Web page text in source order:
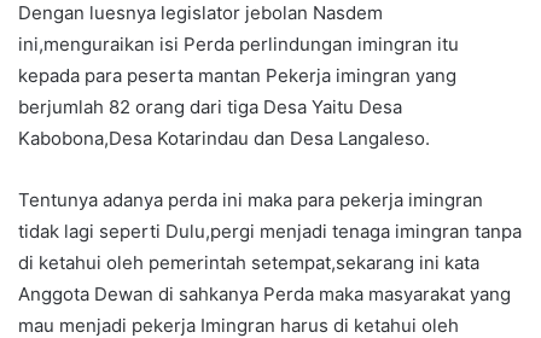
Dengan luesnya legislator jebolan Nasdem
ini,menguraikan isi Perda perlindungan imingran itu
kepada para peserta mantan Pekerja imingran yang
berjumlah 82 orang dari tiga Desa Yaitu Desa
Kabobona,Desa Kotarindau dan Desa Langaleso.
Tentunya adanya perda ini maka para pekerja imingran
tidak lagi seperti Dulu,pergi menjadi tenaga imingran tanpa
di ketahui oleh pemerintah setempat,sekarang ini kata
Anggota Dewan di sahkanya Perda maka masyarakat yang
mau menjadi pekerja Imingran harus di ketahui oleh